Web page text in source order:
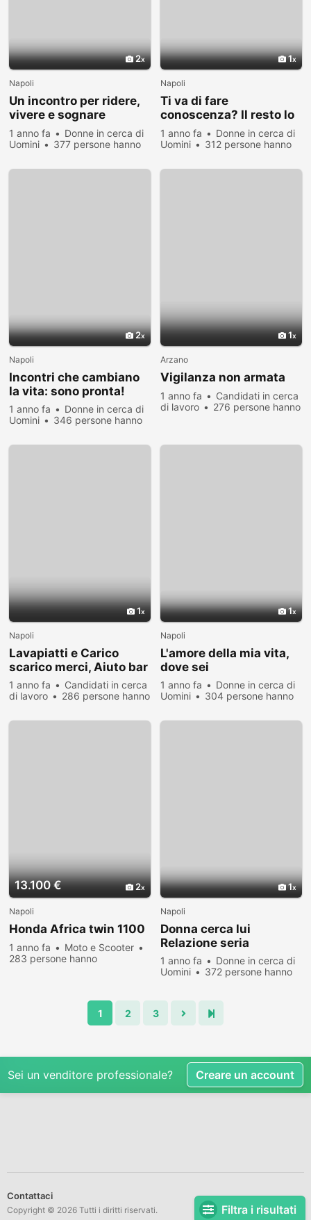
Filtra i risultati
2
Napoli
Un incontro per ridere,
vivere e sognare
insieme
1 anno fa
Donne in cerca di
Uomini
377 persone hanno
1
Napoli
Ti va di fare
conoscenza? Il resto lo
scopriremo insieme
1 anno fa
Donne in cerca di
Uomini
312 persone hanno
2
Napoli
Incontri che cambiano
la vita: sono pronta!
1 anno fa
Donne in cerca di
Uomini
346 persone hanno
1
Arzano
Vigilanza non armata
1 anno fa
Candidati in cerca
di lavoro
276 persone hanno
1
Napoli
Lavapiatti e Carico
scarico merci, Aiuto bar
1 anno fa
Candidati in cerca
di lavoro
286 persone hanno
1
Napoli
L'amore della mia vita,
dove sei
1 anno fa
Donne in cerca di
Uomini
304 persone hanno
13.100 € 2
Napoli
Honda Africa twin 1100
1 anno fa
Moto e Scooter
283 persone hanno
1
Napoli
Donna cerca lui
Relazione seria
1 anno fa
Donne in cerca di
Uomini
372 persone hanno
1 2 3
Sei un venditore professionale? Creare un account
Contattaci
Copyright © 2026 Tutti i diritti riservati.